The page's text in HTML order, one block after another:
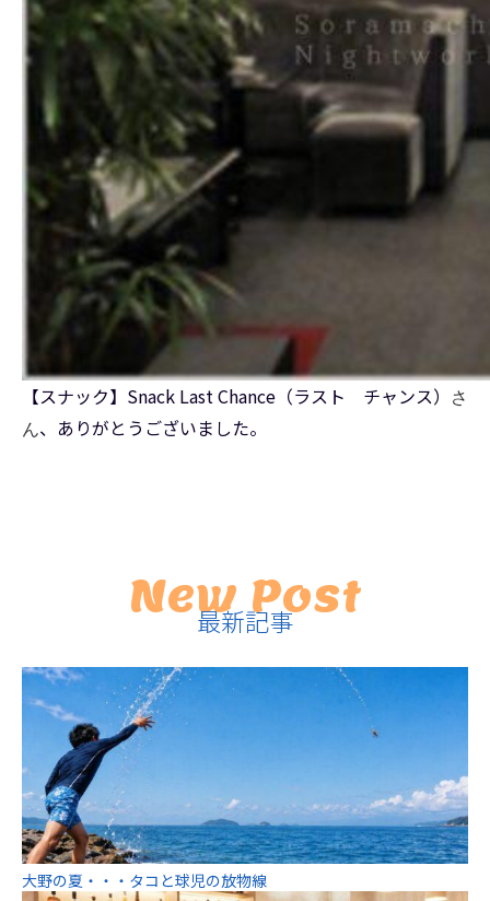
【スナック】Snack Last Chance（ラスト チャンス）
さ
ん、ありがとうございました。
New Post
最新記事
大野の夏・・・タコと球児の放物線